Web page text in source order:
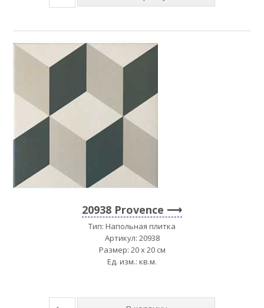
20938 Provence
Тип: Напольная плитка
Артикул: 20938
Размер: 20 x 20 см
Ед. изм.: кв.м.